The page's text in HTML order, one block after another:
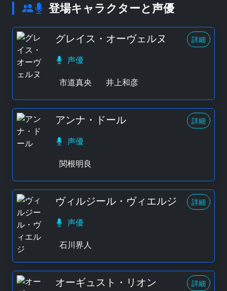
登場キャラクターと声優
グレイス・オーヴェルヌ 詳細
声優
市道真央
井上和彦
アンナ・ドール 詳細
声優
関根明良
ヴィルジール・ヴィエルジ 詳細
声優
石川界人
オーギュスト・リオン 詳細